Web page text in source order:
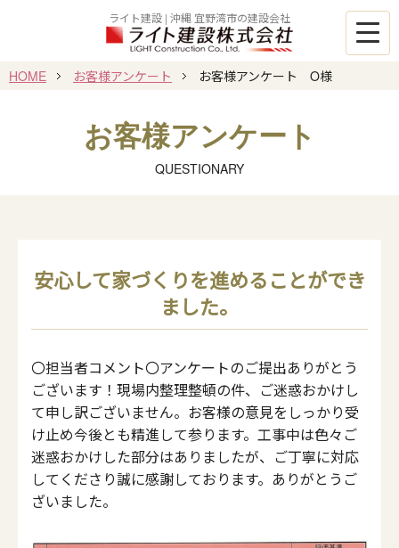
ライト建設 | 沖縄 宜野湾市の建設会社
HOME お客様アンケート お客様アンケート O様
お客様アンケート
QUESTIONARY
安心して家づくりを進めることができ
ました。
〇担当者コメント〇アンケートのご提出ありがとう
ございます！現場内整理整頓の件、ご迷惑おかけし
て申し訳ございません。お客様の意見をしっかり受
け止め今後とも精進して参ります。工事中は色々ご
迷惑おかけした部分はありましたが、ご丁寧に対応
してくださり誠に感謝しております。ありがとうご
ざいました。